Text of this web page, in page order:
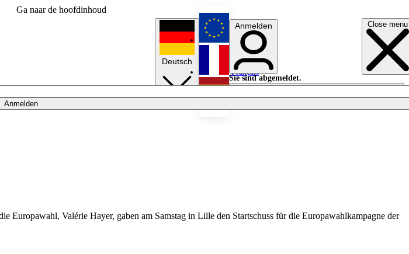
Ga naar de hoofdinhoud
Close menu
Anmelden
Deutsch
English
Français
Anmelden
Sie sind abgemeldet.
Anmelden
Licht aus
Europawahl, Valérie Hayer, gaben am Samstag in Lille den Startschuss für die Europawahlkampagne der